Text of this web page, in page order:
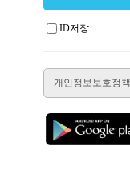
ID저장
개인정보보호정책